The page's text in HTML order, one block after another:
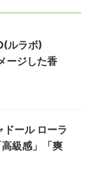
ルラボ)
ージした香
ドール ローラ
級感」「爽